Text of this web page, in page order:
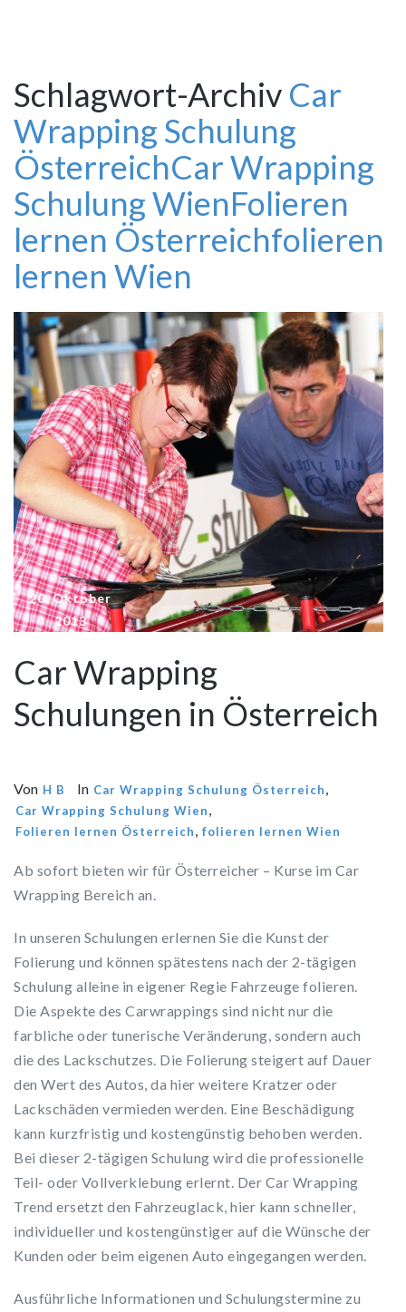
Schlagwort-Archiv Car
Wrapping Schulung
ÖsterreichCar Wrapping
Schulung WienFolieren
lernen Österreichfolieren
lernen Wien
20. Oktober
2013
Car Wrapping
Schulungen in Österreich
Von H B In Car Wrapping Schulung Österreich
Car Wrapping Schulung Wien
Folieren lernen Österreich folieren lernen Wien
Ab sofort bieten wir für Österreicher – Kurse im Car
Wrapping Bereich an.
In unseren Schulungen erlernen Sie die Kunst der
Folierung und können spätestens nach der 2-tägigen
Schulung alleine in eigener Regie Fahrzeuge folieren.
Die Aspekte des Carwrappings sind nicht nur die
farbliche oder tunerische Veränderung, sondern auch
die des Lackschutzes. Die Folierung steigert auf Dauer
den Wert des Autos, da hier weitere Kratzer oder
Lackschäden vermieden werden. Eine Beschädigung
kann kurzfristig und kostengünstig behoben werden.
Bei dieser 2-tägigen Schulung wird die professionelle
Teil- oder Vollverklebung erlernt. Der Car Wrapping
Trend ersetzt den Fahrzeuglack, hier kann schneller,
individueller und kostengünstiger auf die Wünsche der
Kunden oder beim eigenen Auto eingegangen werden.
Ausführliche Informationen und Schulungstermine zu